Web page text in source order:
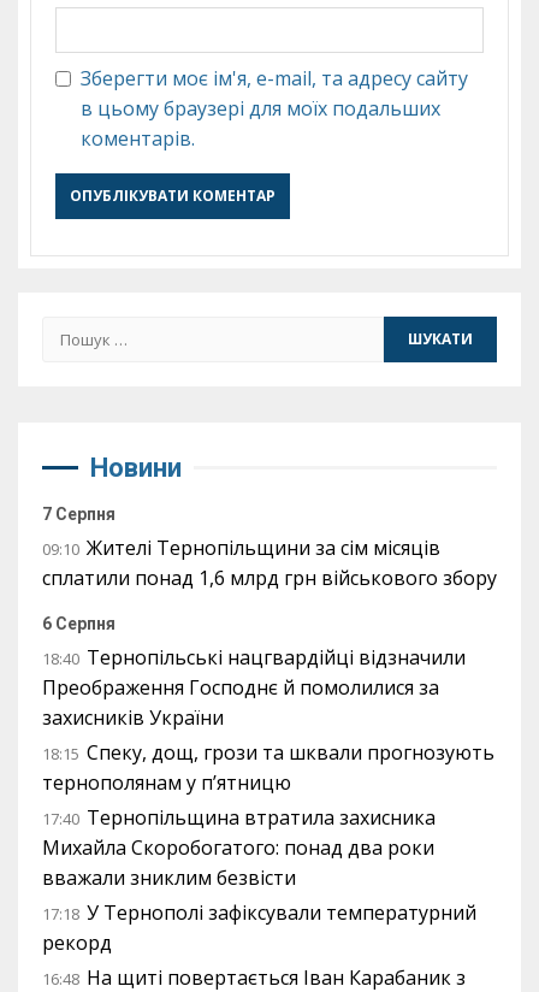
Зберегти моє ім'я, e-mail, та адресу сайту
в цьому браузері для моїх подальших
коментарів.
Пошук:
Новини
7 Серпня
09:10 Жителі Тернопільщини за сім місяців
сплатили понад 1,6 млрд грн військового збору
6 Серпня
18:40 Тернопільські нацгвардійці відзначили
Преображення Господнє й помолилися за
захисників України
18:15 Спеку, дощ, грози та шквали прогнозують
тернополянам у п’ятницю
17:40 Тернопільщина втратила захисника
Михайла Скоробогатого: понад два роки
вважали зниклим безвісти
17:18 У Тернополі зафіксували температурний
рекорд
16:48 На щиті повертається Іван Карабаник з